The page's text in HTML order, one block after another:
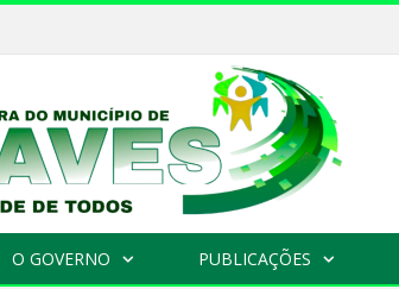
O GOVERNO PUBLICAÇÕES